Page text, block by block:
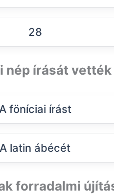
28
nép írását
A föníciai írást
A latin ábécét
forradalmi